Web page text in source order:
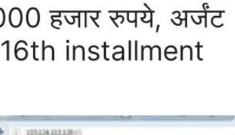
हजार रुपये, अर्जंट
16th installment